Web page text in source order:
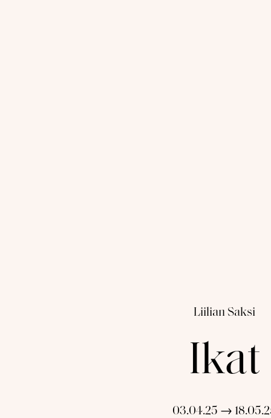
Liilian Saksi
Ikat
03.04.25 →